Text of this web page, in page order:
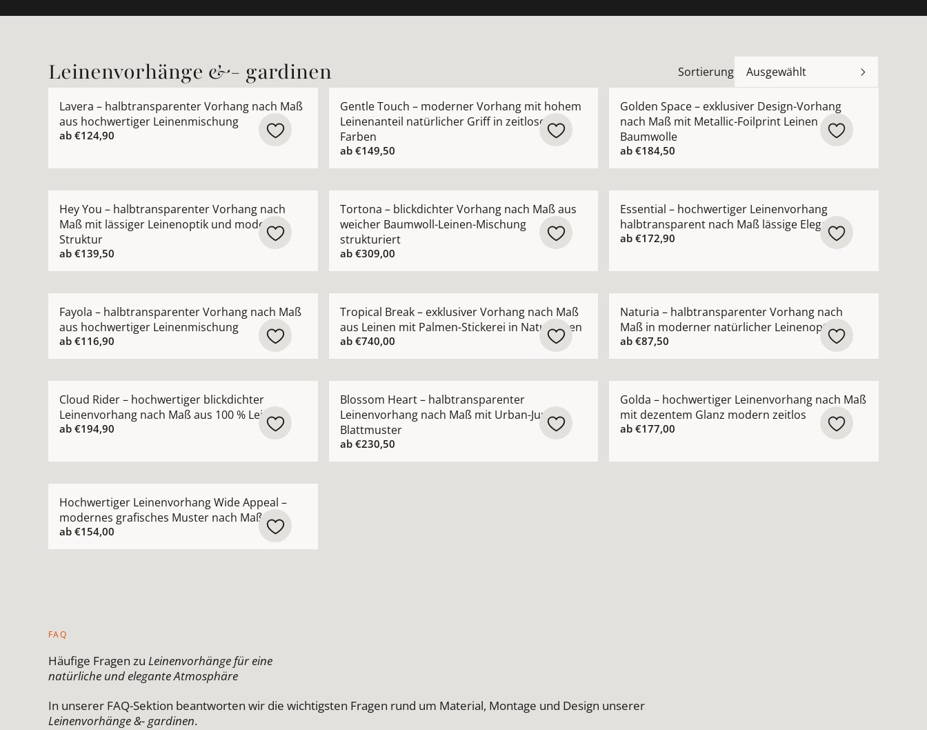
Leinenvorhänge &- gardinen Sortierung Ausgewählt
Lavera – halbtransparenter Vorhang nach Maß
aus hochwertiger Leinenmischung
ab €124,90
Gentle Touch – moderner Vorhang mit hohem
Leinenanteil natürlicher Griff in zeitlosen
Farben
ab €149,50
Golden Space – exklusiver Design-Vorhang
nach Maß mit Metallic-Foilprint Leinen
Baumwolle
ab€184,50
Hey You – halbtransparenter Vorhang nach
Maß mit lässiger Leinenoptik und moderner
Struktur
ab €139,50
Tortona – blickdichter Vorhang nach Maß aus
weicher Baumwoll-Leinen-Mischung
strukturiert
ab €309,00
Essential – hochwertiger Leinenvorhang
halbtransparent nach Maß lässige Eleganz
ab€172,90
Fayola – halbtransparenter Vorhang nach Maß
aus hochwertiger Leinenmischung
ab €116,90
Tropical Break – exklusiver Vorhang nach Maß
aus Leinen mit Palmen-Stickerei in Naturtönen
ab €740,00
Naturia – halbtransparenter Vorhang nach
Maß in moderner natürlicher Leinenoptik
ab€87,50
Cloud Rider – hochwertiger blickdichter
Leinenvorhang nach Maß aus 100 % Leinen
ab €194,90
Blossom Heart – halbtransparenter
Leinenvorhang nach Maß mit Urban-Jungle-
Blattmuster
ab €230,50
Golda – hochwertiger Leinenvorhang nach Maß
mit dezentem Glanz modern zeitlos
ab€177,00
Hochwertiger Leinenvorhang Wide Appeal –
modernes grafisches Muster nach Maß
ab €154,00
FAQ
Häufige Fragen zu Leinenvorhänge für eine
natürliche und elegante Atmosphäre
In unserer FAQ-Sektion beantworten wir die wichtigsten Fragen rund um Material, Montage und Design unserer
Leinenvorhänge &- gardinen.